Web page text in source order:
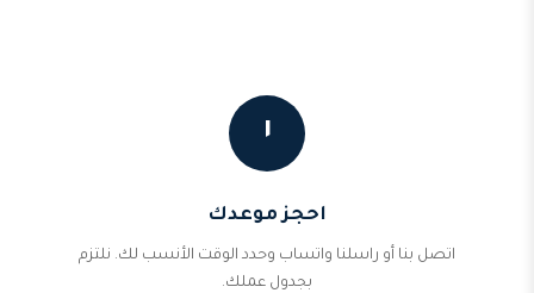
١
احجز موعدك
اتصل بنا أو راسلنا واتساب وحدد الوقت الأنسب لك. نلتزم
بجدول عملك.